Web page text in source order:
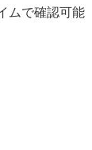
ムで確認可能